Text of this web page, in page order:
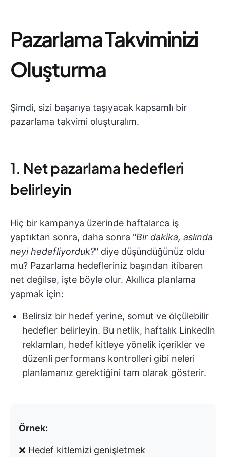
Pazarlama Takviminizi
Oluşturma
Şimdi, sizi başarıya taşıyacak kapsamlı bir
pazarlama takvimi oluşturalım.
1. Net pazarlama hedefleri
belirleyin
Hiç bir kampanya üzerinde haftalarca iş
yaptıktan sonra, daha sonra "Bir dakika, aslında
neyi hedefliyorduk?" diye düşündüğünüz oldu
mu? Pazarlama hedefleriniz başından itibaren
net değilse, işte böyle olur. Akıllıca planlama
yapmak için:
Belirsiz bir hedef yerine, somut ve ölçülebilir
hedefler belirleyin. Bu netlik, haftalık LinkedIn
reklamları, hedef kitleye yönelik içerikler ve
düzenli performans kontrolleri gibi neleri
planlamanız gerektiğini tam olarak gösterir.
Örnek:
❌ Hedef kitlemizi genişletmek